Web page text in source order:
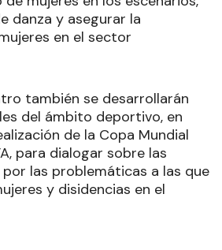
danza y asegurar la
en el sector
también se desarrollarán
del ámbito deportivo, en
de la Copa Mundial
para dialogar sobre las
las problemáticas a las que
y disidencias en el